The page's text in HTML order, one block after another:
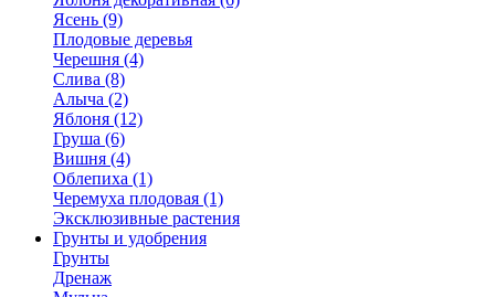
Ясень (9)
Плодовые деревья
Черешня (4)
Слива (8)
Алыча (2)
Яблоня (12)
Груша (6)
Вишня (4)
Облепиха (1)
Черемуха плодовая (1)
Эксклюзивные растения
Грунты и удобрения
Грунты
Дренаж